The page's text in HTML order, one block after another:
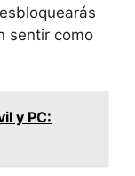
sentir como
y PC: